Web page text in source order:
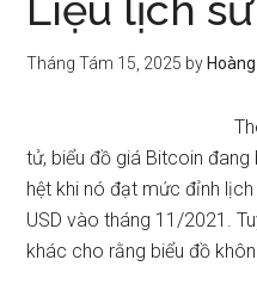
Tháng Tám 15, 2025 by
tử, biểu đồ giá Bitcoin
hệt khi nó đạt mức đỉnh
USD vào tháng 11/2021.
khác cho rằng biểu đồ